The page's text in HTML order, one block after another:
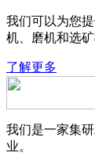
我们可以为您
机、磨机和选矿
了解更多
我们是一家集
业。